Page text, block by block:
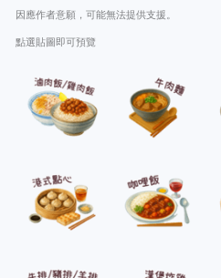
因應作者意願，可能無法提供支援。
點選貼圖即可預覽